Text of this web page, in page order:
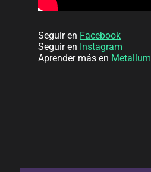
Seguir en Facebook
Seguir en Instagram
Aprender más en Metallum